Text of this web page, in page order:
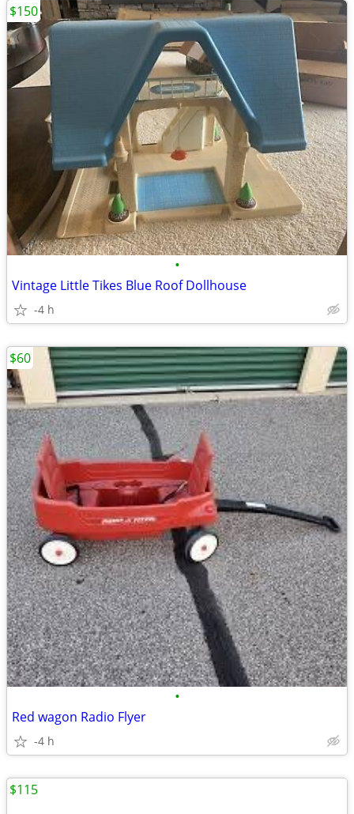
•
Vintage Little Tikes Blue Roof Dollhouse
-4 h
$150
•
Red wagon Radio Flyer
-4 h
$60
$115